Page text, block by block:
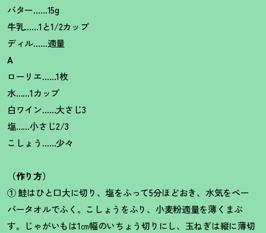
バター……15g
牛乳……1と1/2カップ
ディル……適量
A
ローリエ……1枚
水……1カップ
白ワイン……大さじ3
塩……小さじ2/3
こしょう……少々
（作り方）
①鮭はひと口大に切り、塩をふって5分ほどおき、水気をペー
パータオルでふく。こしょうをふり、小麦粉適量を薄くまぶ
す。じゃがいもは1㎝幅のいちょう切りにし、玉ねぎは縦に薄切